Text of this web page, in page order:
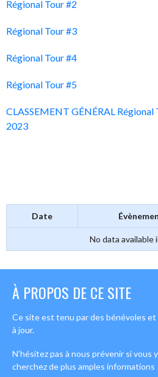
Régional Tour #2
Régional Tour #3
Régional Tour #4
Régional Tour #5
CLASSEMENT GÉNÉRAL Régional
2023
Date
No data available
À PROPOS DE CE SITE
Ce site est tenu par des bénévoles
à jour.
N’hésitez pas à nous prévenir si vous
cherchez de plus amples informations